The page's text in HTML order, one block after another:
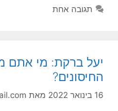
תגובה אחת
יעל ברקת: מי אתם
החיסונים?
16 בינואר 2022 מאת